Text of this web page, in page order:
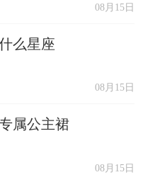
08月15日
么星座
08月15日
属公主裙
08月15日